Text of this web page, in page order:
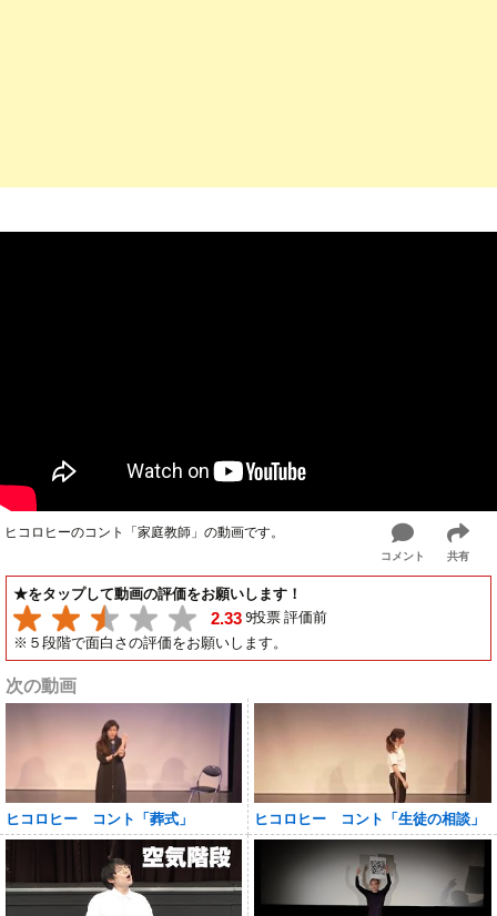
ヒコロヒーのコント「家庭教師」の動画です。
コメント 共有
★をタップして動画の評価をお願いします！
2.339投票 評価前
※５段階で面白さの評価をお願いします。
次の動画
ヒコロヒー コント「葬式」 ヒコロヒー コント「生徒の相談」